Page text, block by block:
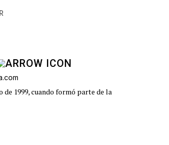
1999, cuando formó parte de la